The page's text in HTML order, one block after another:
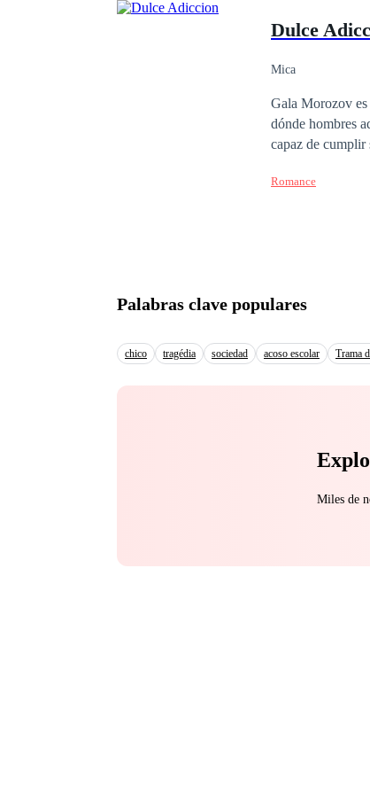
trilogía. El orden
Dulce
Mica
Gala Morozov
dónde hombres
capaz de cumplir
Romance
Palabras clave populares
chico tragédia sociedad acoso escolar Trama
Miles de